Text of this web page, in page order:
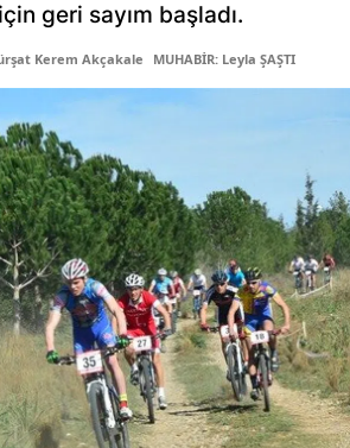
geri sayım başladı.
Kerem Akçakale MUHABİR: Leyla ŞAŞTI